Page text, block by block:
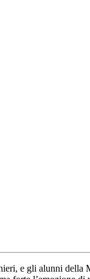
e gli alunni della